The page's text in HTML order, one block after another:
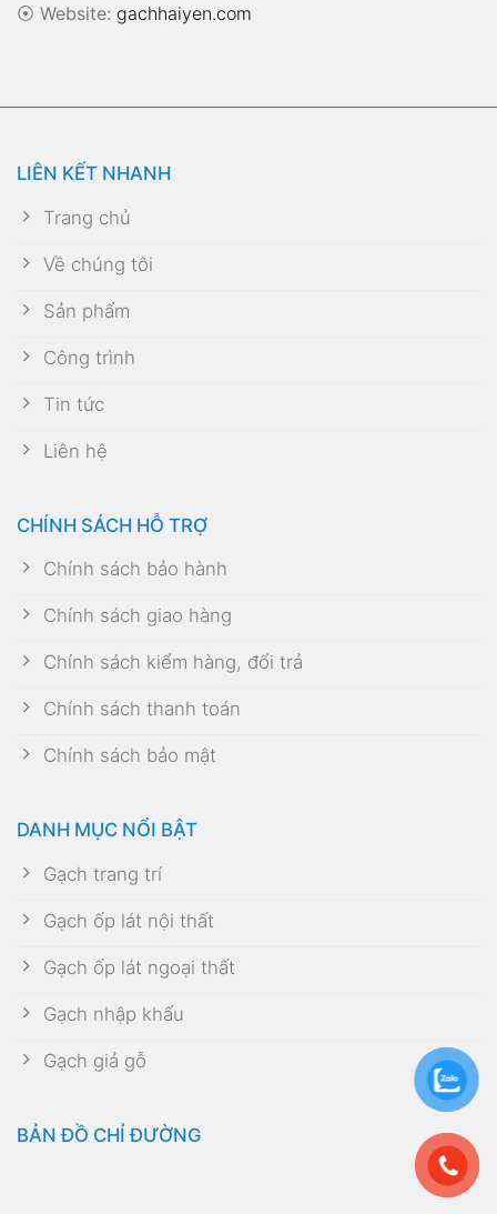
⦿ Website: gachhaiyen.com
LIÊN KẾT NHANH
Trang chủ
Về chúng tôi
Sản phẩm
Công trình
Tin tức
Liên hệ
CHÍNH SÁCH HỖ TRỢ
Chính sách bảo hành
Chính sách giao hàng
Chính sách kiểm hàng, đổi trả
Chính sách thanh toán
Chính sách bảo mật
DANH MỤC NỔI BẬT
Gạch trang trí
Gạch ốp lát nội thất
Gạch ốp lát ngoại thất
Gạch nhập khẩu
Gạch giả gỗ
BẢN ĐỒ CHỈ ĐƯỜNG